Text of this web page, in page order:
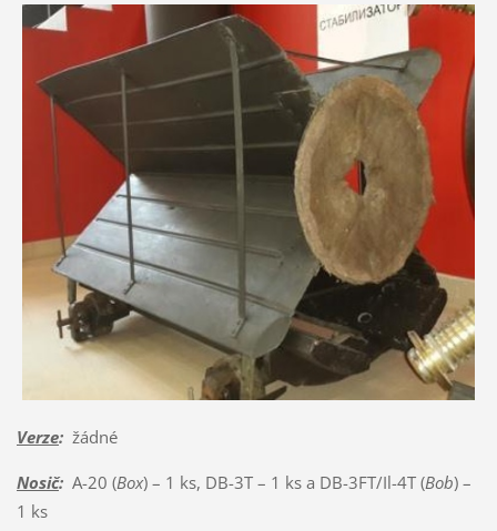
Verze:žádné
Nosič:A-20 (Box) – 1 ks, DB-3T – 1 ks a DB-3FT/Il-4T (Bob) –
1 ks